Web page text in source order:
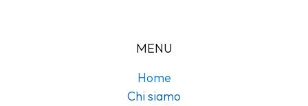
MENU
Home
Chi siamo